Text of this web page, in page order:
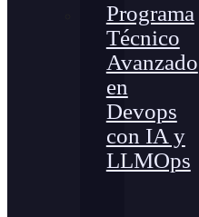
Programa
Técnico
Avanzado
en
Devops
con IA y
LLMOps